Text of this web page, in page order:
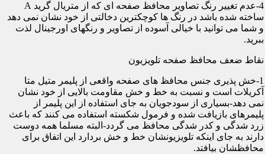
4-عدم تغییر رنگ تصاویر محافظ صفحه ای که از متریال گرید A
ساخته شده باشد در رنگ ها کوچکترین دخالتی از خود نشان نمی دهد
و شما می توانید با خیالی آسوده از تصاویر و رنگهای اورجینال لذت
ببرید.
نقاط ضعف محافظ صفحه تلویزیون
1-خش پذیری جنس محافظ های صفحه واقعی از پلیمر متیل متا
آکریلات است و نسبت به خط و خش مقاومت بالایی از خود نشان
نمی دهد-بسیاری از سودجویان به جای استفاده از این پلیمر از
پلیمرهای بازیافت شده و فرمول شکسته استفاده می کنند که باعث
زرد شدگی و کدر شدگی محافظ می گردد-البته مسلما همه دوست
دارند به جای اینکه تلویزیونشان خط و خش بردارد این اتفاق برای
محافظشان بیافتد.